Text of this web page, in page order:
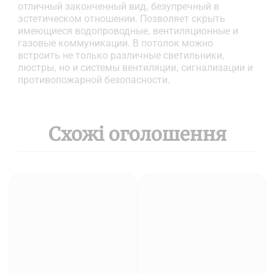
отличный законченный вид, безупречный в
эстетическом отношении. Позволяет скрыть
имеющиеся водопроводные, вентиляционные и
газовые коммуникации. В потолок можно
встроить не только различные светильники,
люстры, но и системы вентиляции, сигнализации и
противопожарной безопасности.
Схожі оголошення